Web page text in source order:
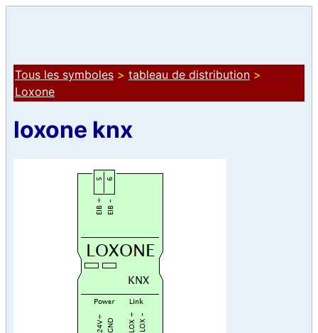
Tous les symboles > tableau de distribution >
Loxone
loxone knx